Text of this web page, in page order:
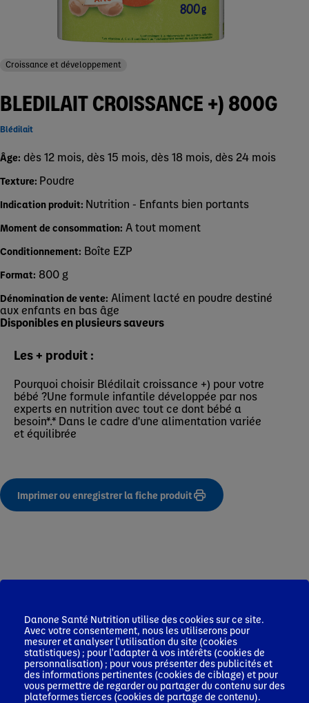
Croissance et développement
BLEDILAIT CROISSANCE +) 800G
Blédilait
Âge: dès 12 mois, dès 15 mois, dès 18 mois, dès 24 mois
Texture: Poudre
Indication produit: Nutrition - Enfants bien portants
Moment de consommation: A tout moment
Conditionnement: Boîte EZP
Format: 800 g
Dénomination de vente: Aliment lacté en poudre destiné
aux enfants en bas âge
Disponibles en plusieurs saveurs
Les + produit :
Pourquoi choisir Blédilait croissance +) pour votre
bébé ?Une formule infantile développée par nos
experts en nutrition avec tout ce dont bébé a
besoin*.* Dans le cadre d'une alimentation variée
et équilibrée
Imprimer ou enregistrer la fiche produit
Danone Santé Nutrition utilise des cookies sur ce site.
Avec votre consentement, nous les utiliserons pour
mesurer et analyser l'utilisation du site (cookies
statistiques) ; pour l'adapter à vos intérêts (cookies de
personnalisation) ; pour vous présenter des publicités et
des informations pertinentes (cookies de ciblage) et pour
vous permettre de regarder ou partager du contenu sur des
plateformes tierces (cookies de partage de contenu).